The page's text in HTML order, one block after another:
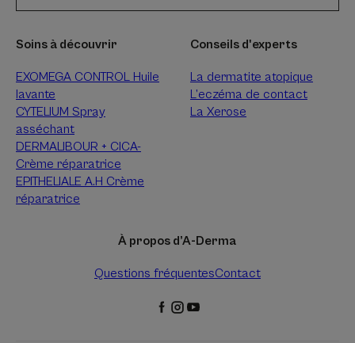
Soins à découvrir
EXOMEGA CONTROL Huile
lavante
CYTELIUM Spray
asséchant
DERMALIBOUR + CICA-
Crème réparatrice
EPITHELIALE A.H Crème
réparatrice
Conseils d'experts
La dermatite atopique
L’eczéma de contact
La Xerose
À propos d’A-Derma
Questions fréquentesContact